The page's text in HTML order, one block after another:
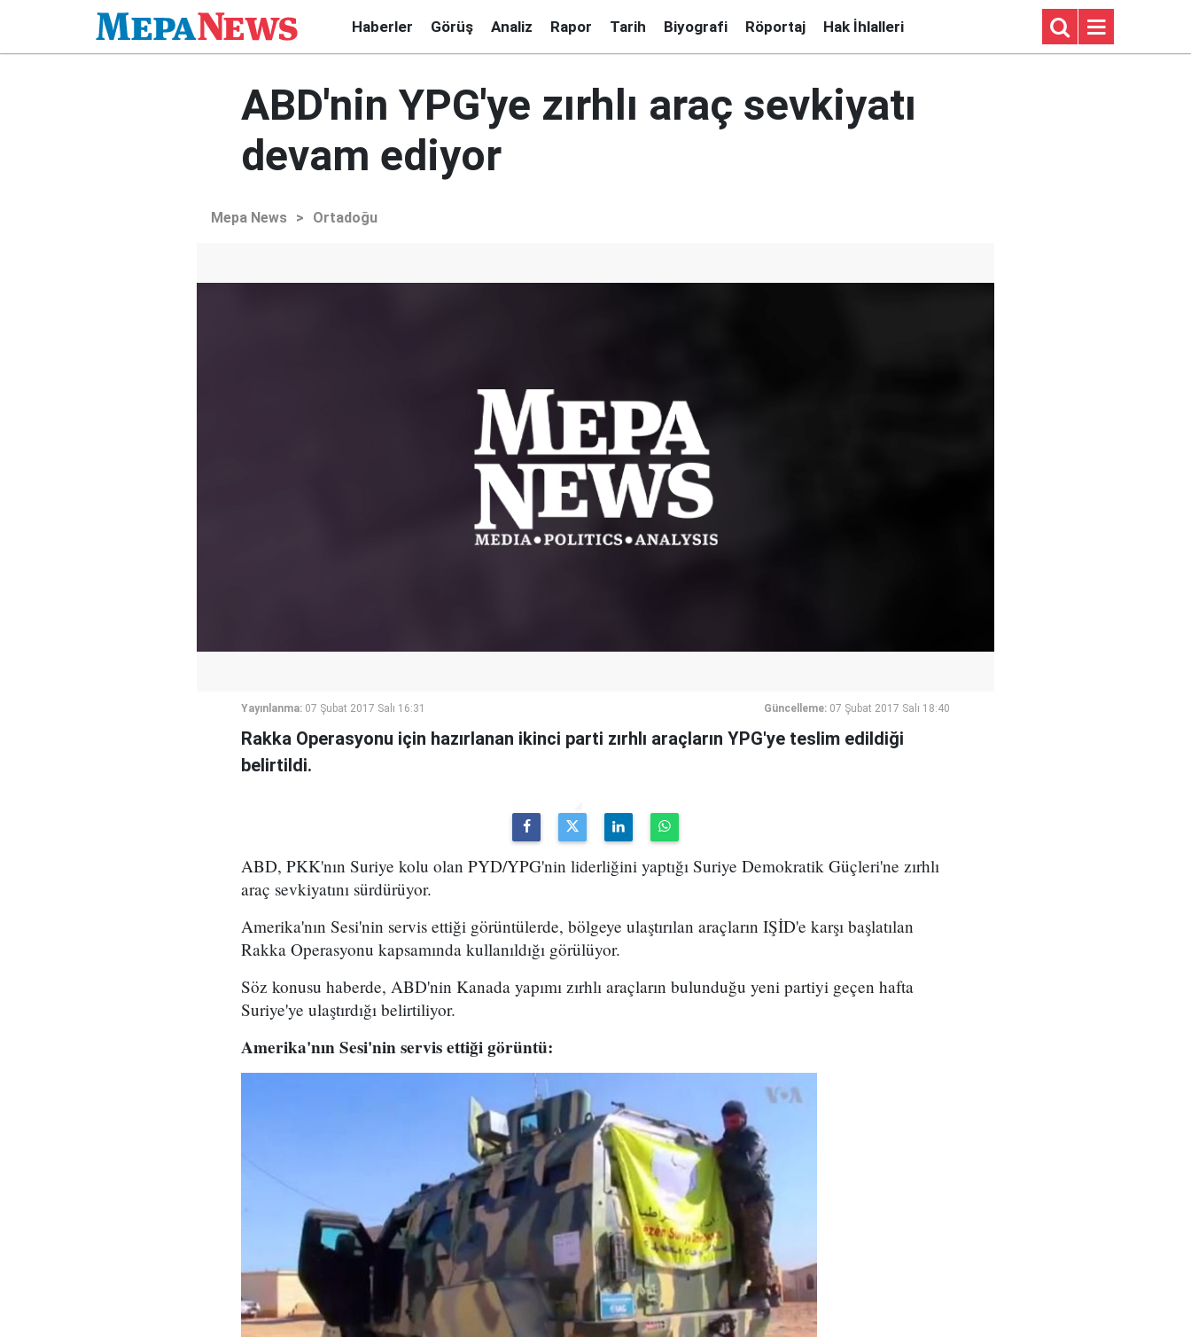
Haberler Görüş Analiz Rapor Tarih Biyografi Röportaj Hak İhlalleri
ABD'nin YPG'ye zırhlı araç sevkiyatı
devam ediyor
Mepa News > Ortadoğu
Yayınlanma: 07 Şubat 2017 Salı 16:31 Güncelleme: 07 Şubat 2017 Salı 18:40
Rakka Operasyonu için hazırlanan ikinci parti zırhlı araçların YPG'ye teslim edildiği
belirtildi.
ABD, PKK'nın Suriye kolu olan PYD/YPG'nin liderliğini yaptığı Suriye Demokratik Güçleri'ne zırhlı
araç sevkiyatını sürdürüyor.
Amerika'nın Sesi'nin servis ettiği görüntülerde, bölgeye ulaştırılan araçların IŞİD'e karşı başlatılan
Rakka Operasyonu kapsamında kullanıldığı görülüyor.
Söz konusu haberde, ABD'nin Kanada yapımı zırhlı araçların bulunduğu yeni partiyi geçen hafta
Suriye'ye ulaştırdığı belirtiliyor.
Amerika'nın Sesi'nin servis ettiği görüntü: